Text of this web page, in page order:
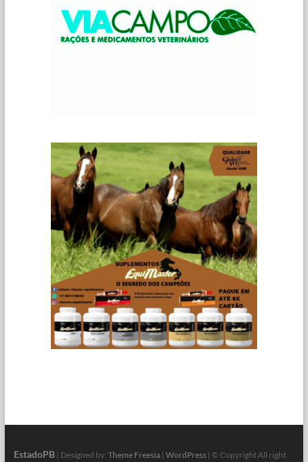
EstadoPB| Designed by: Theme Freesia| WordPress| © Copyright All right